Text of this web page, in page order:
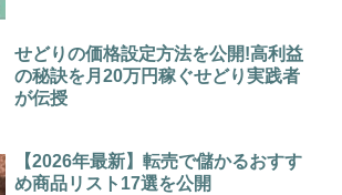
せどりの価格設定方法を公開!高利益
の秘訣を月20万円稼ぐせどり実践者
が伝授
【2026年最新】転売で儲かるおすす
め商品リスト17選を公開